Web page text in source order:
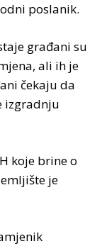
poslanik.
građani su
ali ih je
čekaju da
izgradnju
koje brine o
je